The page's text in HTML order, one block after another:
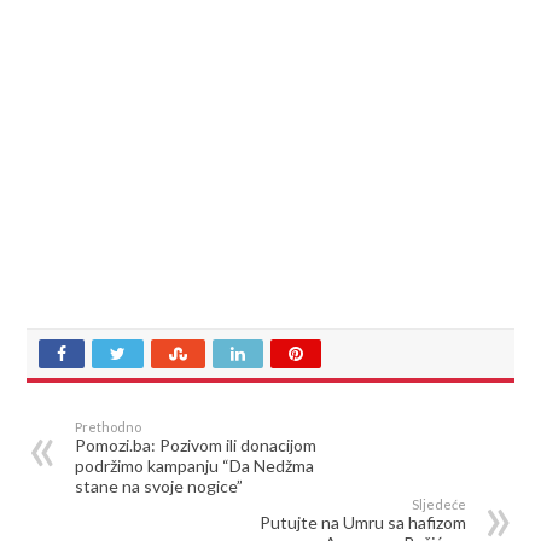
Prethodno
Pomozi.ba: Pozivom ili donacijom
podržimo kampanju “Da Nedžma
stane na svoje nogice”
Sljedeće
Putujte na Umru sa hafizom